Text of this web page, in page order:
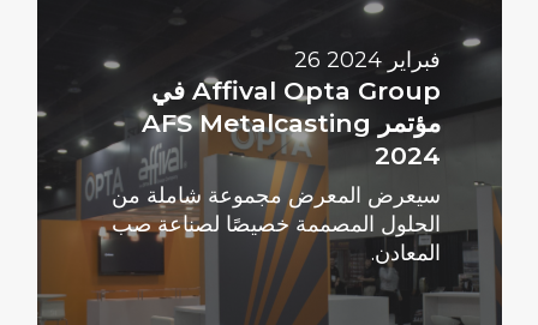
26 فبراير 2024
Affival Opta Group في
مؤتمر AFS Metalcasting
2024
سيعرض المعرض مجموعة شاملة من
الحلول المصممة خصيصًا لصناعة صب
المعادن.